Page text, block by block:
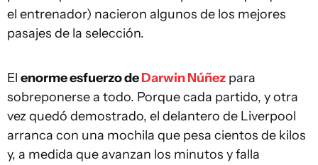
el entrenador) nacieron algunos de los mejores
pasajes de la selección.
El enorme esfuerzo deDarwin Núñez para
sobreponerse a todo. Porque cada partido, y otra
vez quedó demostrado, el delantero de Liverpool
arranca con una mochila que pesa cientos de kilos
y, a medida que avanzan los minutos y falla